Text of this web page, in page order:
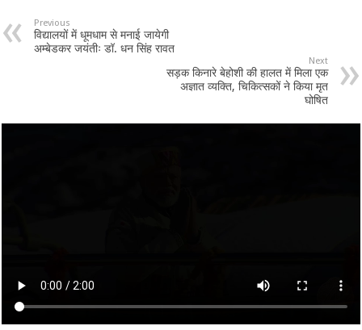
Previous
विद्यालयों में धूमधाम से मनाई जायेगी
अम्बेडकर जयंतीः डॉ. धन सिंह रावत
Next
सड़क किनारे बेहोशी की हालत में मिला एक
अज्ञात व्यक्ति, चिकित्सकों ने किया मृत
घोषित